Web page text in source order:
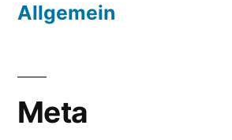
Allgemein
Meta